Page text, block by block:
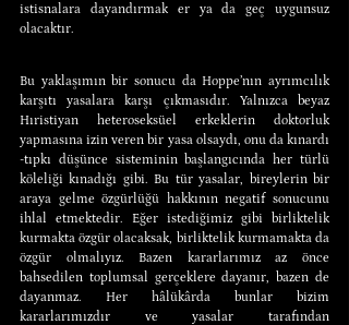
istisnalara dayandırmak er ya da geç uygunsuz
olacaktır.
Bu yaklaşımın bir sonucu da Hoppe’nın ayrımcılık
karşıtı yasalara karşı çıkmasıdır. Yalnızca beyaz
Hıristiyan heteroseksüel erkeklerin doktorluk
yapmasına izin veren bir yasa olsaydı, onu da kınardı
-tıpkı düşünce sisteminin başlangıcında her türlü
köleliği kınadığı gibi. Bu tür yasalar, bireylerin bir
araya gelme özgürlüğü hakkının negatif sonucunu
ihlal etmektedir. Eğer istediğimiz gibi birliktelik
kurmakta özgür olacaksak, birliktelik kurmamakta da
özgür olmalıyız. Bazen kararlarımız az önce
bahsedilen toplumsal gerçeklere dayanır, bazen de
dayanmaz. Her hâlükârda bunlar bizim
kararlarımızdır ve yasalar tarafından